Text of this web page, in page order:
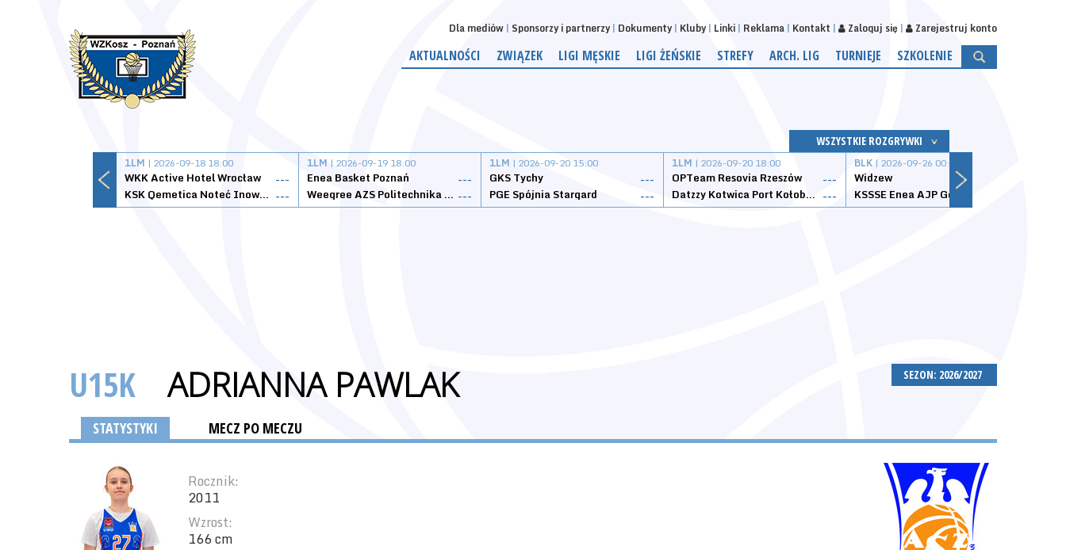
Dla mediów Sponsorzy i partnerzy Dokumenty Kluby Linki Reklama Kontakt Zaloguj się Zarejestruj konto
AKTUALNOŚCI ZWIĄZEK LIGI MĘSKIE LIGI ŻEŃSKIE STREFY ARCH. LIG TURNIEJE SZKOLENIE
WSZYSTKIE ROZGRYWKI
1LM | 2026-09-18 18:00
WKK Active Hotel Wrocław
---
KSK Qemetica Noteć Inowrocław ---
1LM | 2026-09-19 18:00
Enea Basket Poznań
---
Weegree AZS Politechnika Opolska ---
1LM | 2026-09-20 15:00
GKS Tychy
---
PGE Spójnia Stargard
---
1LM | 2026-09-20 18:00
OPTeam Resovia Rzeszów
---
Datzzy Kotwica Port Kołobrzeg ---
BLK | 2026-09-26 00:00
Widzew
SEZON: 2026/2027
U15K ADRIANNA PAWLAK
STATYSTYKI MECZ PO MECZU
Rocznik:
2011
Wzrost:
166 cm